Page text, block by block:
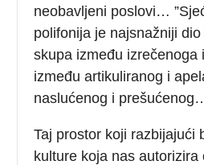
neobavljeni poslovi…
polifonija je najsnažniji
skupa između izrečenoga
između artikuliranog i
naslućenog i
Taj prostor koji razbijajući
kulture koja nas autorizira